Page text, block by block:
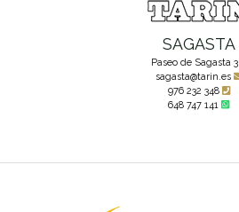
SAGASTA
Paseo de Sagasta 3
sagasta@tarin.es
976 232 348
648 747 141